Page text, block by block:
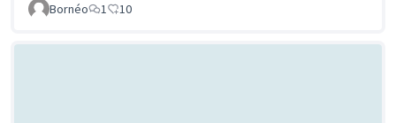
Bornéo
1 10